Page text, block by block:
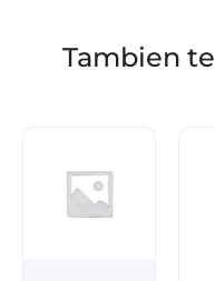
Tambien